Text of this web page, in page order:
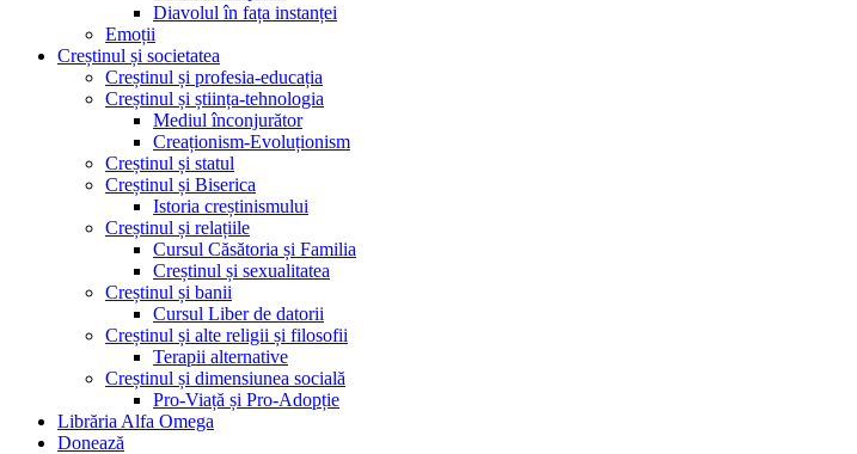
Diavolul în fața instanței
Emoții
Creștinul și societatea
Creștinul și profesia-educația
Creștinul și știința-tehnologia
Mediul înconjurător
Creaționism-Evoluționism
Creștinul și statul
Creștinul și Biserica
Istoria creștinismului
Creștinul și relațiile
Cursul Căsătoria și Familia
Creștinul și sexualitatea
Creștinul și banii
Cursul Liber de datorii
Creștinul și alte religii și filosofii
Terapii alternative
Creștinul și dimensiunea socială
Pro-Viață și Pro-Adopție
Librăria Alfa Omega
Donează